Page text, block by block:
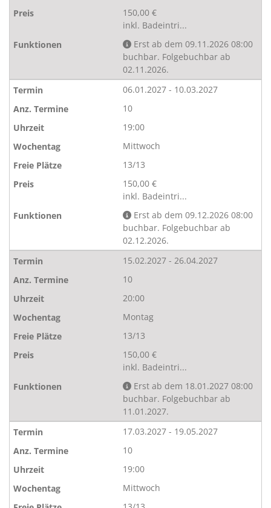
150,00 €
inkl. Badeintri...
Erst ab dem 09.11.2026 08:00
buchbar. Folgebuchbar ab
02.11.2026.
06.01.2027 - 10.03.2027
10
19:00
Mittwoch
13/13
150,00 €
inkl. Badeintri...
Erst ab dem 09.12.2026 08:00
buchbar. Folgebuchbar ab
02.12.2026.
15.02.2027 - 26.04.2027
10
20:00
Montag
13/13
150,00 €
inkl. Badeintri...
Erst ab dem 18.01.2027 08:00
buchbar. Folgebuchbar ab
11.01.2027.
17.03.2027 - 19.05.2027
10
19:00
Mittwoch